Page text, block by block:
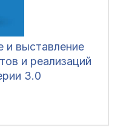
и выставление
и реализаций
3.0